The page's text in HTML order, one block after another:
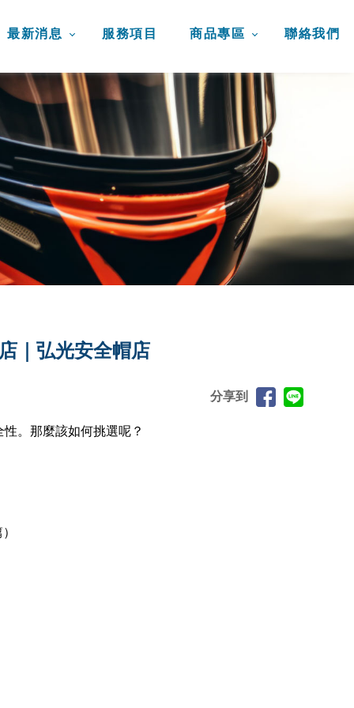
最新消息 服務項目 商品專區 聯絡我們
｜弘光安全帽店
分享到
。那麼該如何挑選呢？